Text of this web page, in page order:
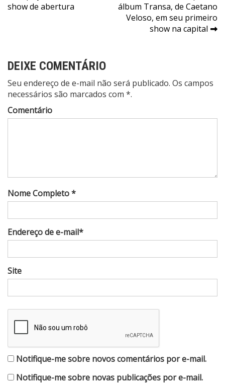
show de abertura
álbum Transa, de Caetano
Veloso, em seu primeiro
show na capital
DEIXE COMENTÁRIO
Seu endereço de e-mail não será publicado. Os campos
necessários são marcados com *.
Comentário
Nome Completo *
Endereço de e-mail*
Site
Notifique-me sobre novos comentários por e-mail.
Notifique-me sobre novas publicações por e-mail.